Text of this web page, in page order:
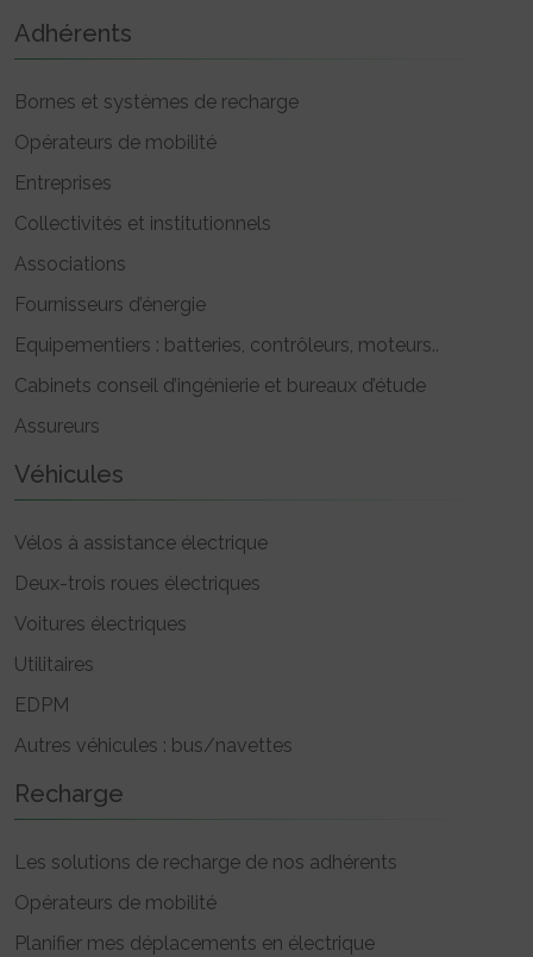
Adhérents
Bornes et systèmes de recharge
Opérateurs de mobilité
Entreprises
Collectivités et institutionnels
Associations
Fournisseurs d’énergie
Equipementiers : batteries, contrôleurs, moteurs..
Cabinets conseil d’ingénierie et bureaux d’étude
Assureurs
Véhicules
Vélos à assistance électrique
Deux-trois roues électriques
Voitures électriques
Utilitaires
EDPM
Autres véhicules : bus/navettes
Recharge
Les solutions de recharge de nos adhérents
Opérateurs de mobilité
Planifier mes déplacements en électrique